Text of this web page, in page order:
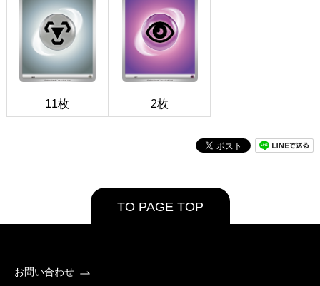
11枚 2枚
TO PAGE TOP
お問い合わせ